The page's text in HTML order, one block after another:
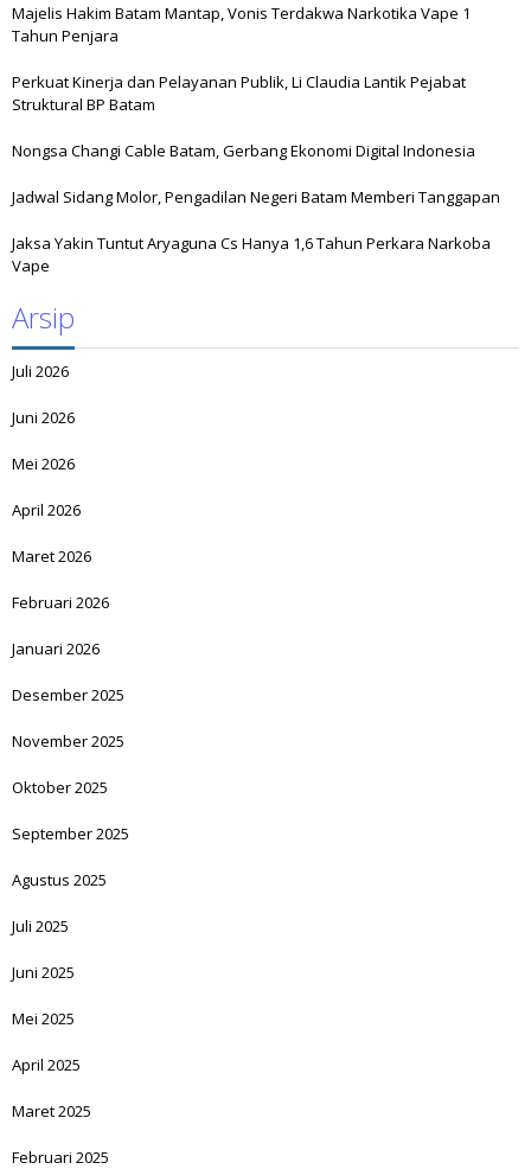
Majelis Hakim Batam Mantap, Vonis Terdakwa Narkotika Vape 1
Tahun Penjara
Perkuat Kinerja dan Pelayanan Publik, Li Claudia Lantik Pejabat
Struktural BP Batam
Nongsa Changi Cable Batam, Gerbang Ekonomi Digital Indonesia
Jadwal Sidang Molor, Pengadilan Negeri Batam Memberi Tanggapan
Jaksa Yakin Tuntut Aryaguna Cs Hanya 1,6 Tahun Perkara Narkoba
Vape
Arsip
Juli 2026
Juni 2026
Mei 2026
April 2026
Maret 2026
Februari 2026
Januari 2026
Desember 2025
November 2025
Oktober 2025
September 2025
Agustus 2025
Juli 2025
Juni 2025
Mei 2025
April 2025
Maret 2025
Februari 2025